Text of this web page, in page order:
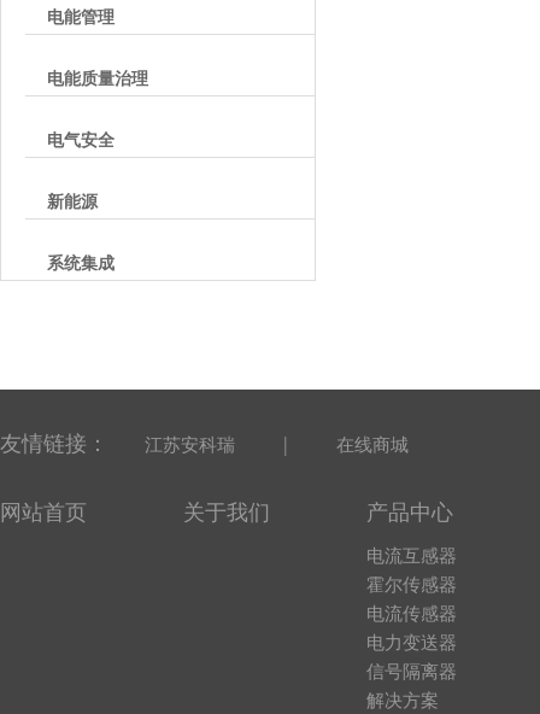
电能管理
电能质量治理
电气安全
新能源
系统集成
友情链接： 江苏安科瑞 | 在线商城
网站首页 关于我们 产品中心
电流互感器
霍尔传感器
电流传感器
电力变送器
信号隔离器
解决方案